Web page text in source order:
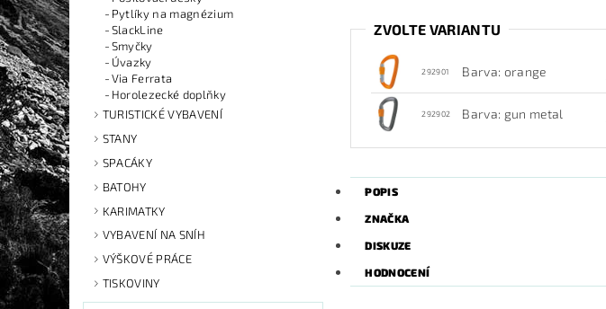
Pytlíky na magnézium
SlackLine
Smyčky
Úvazky
Via Ferrata
Horolezecké doplňky
TURISTICKÉ VYBAVENÍ
STANY
SPACÁKY
BATOHY
KARIMATKY
VYBAVENÍ NA SNÍH
VÝŠKOVÉ PRÁCE
TISKOVINY
ZVOLTE VARIANTU
292901 Barva: orange
292902 Barva: gun metal
POPIS
ZNAČKA
DISKUZE
HODNOCENÍ